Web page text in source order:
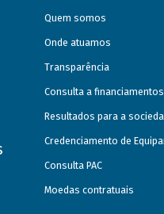
Quem somos
Onde atuamos
Transparência
Consulta a financiamentos
Resultados para a
Credenciamento de
Consulta PAC
Moedas contratuais